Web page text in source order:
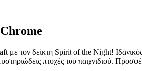
με τον δείκτη Spirit of the Night!
πτυχές του παιχνιδιού.